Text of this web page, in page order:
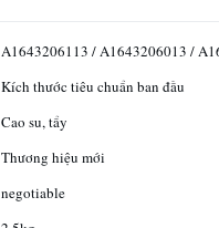
A1643206113 / A1643206013 /
Kích thước tiêu chuẩn ban đầu
Cao su, tẩy
Thương hiệu mới
negotiable